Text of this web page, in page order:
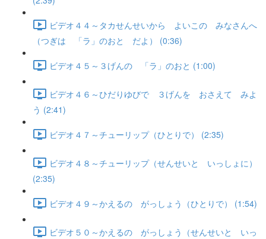
ビデオ４４～タカせんせいから よいこの みなさんへ
（つぎは 「ラ」のおと だよ） (0:36)
ビデオ４５～３げんの 「ラ」のおと (1:00)
ビデオ４６～ひだりゆびで ３げんを おさえて みよ
う (2:41)
ビデオ４７～チューリップ（ひとりで） (2:35)
ビデオ４８～チューリップ（せんせいと いっしょに）
(2:35)
ビデオ４９～かえるの がっしょう（ひとりで） (1:54)
ビデオ５０～かえるの がっしょう（せんせいと いっ